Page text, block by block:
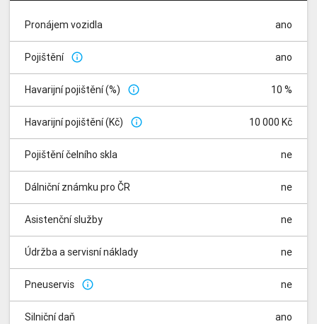
Pronájem vozidla ano
Pojištění info_outline ano
Havarijní pojištění (%) info_outline 10 %
Havarijní pojištění (Kč) info_outline 10 000 Kč
Pojištění čelního skla ne
Dálniční známku pro ČR ne
Asistenční služby ne
Údržba a servisní náklady ne
Pneuservis info_outline ne
Silniční daň ano